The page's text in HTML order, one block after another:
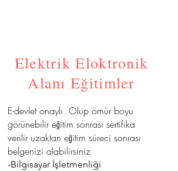
Elektrik Eloktronik
Alanı Eğitimler
E-devlet onaylı Olup ömür boyu
görünebilir eğitim sonrası sertifika
verilir uzaktan eğitim süreci sonrası
belgenizi alabilirsiniz
-Bilgisayar İşletmenliği